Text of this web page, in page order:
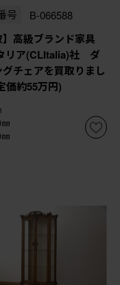
号 B-066588
】高級ブランド家具
リア(CLItalia)社 ダ
チェアを買取りまし
価約55万円)